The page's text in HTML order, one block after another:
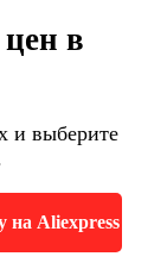
в
и выберите
на Aliexpress